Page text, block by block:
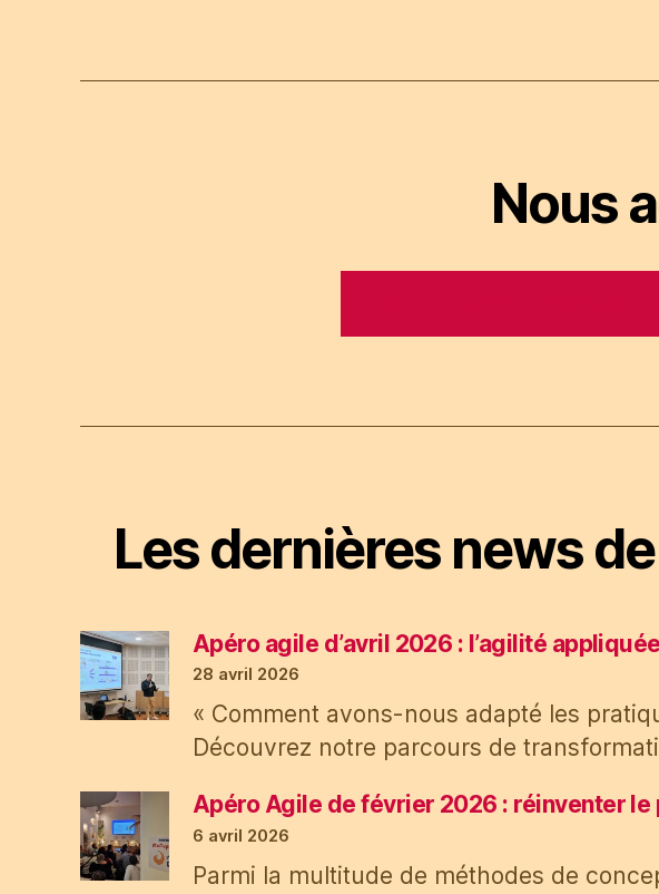
Nous
Les dernières news
Apéro agile d’avril 2026 : l’agilité
28 avril 2026
« Comment avons-nous adapté les
Découvrez notre parcours de
Apéro Agile de février 2026 : réinventer
6 avril 2026
Parmi la multitude de méthodes de